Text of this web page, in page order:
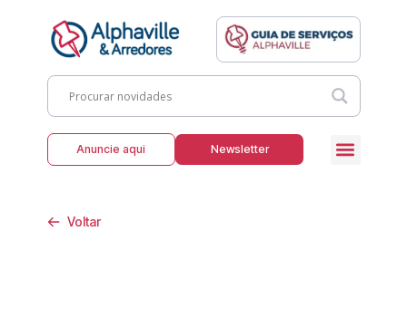
Anuncie aqui Newsletter
Voltar